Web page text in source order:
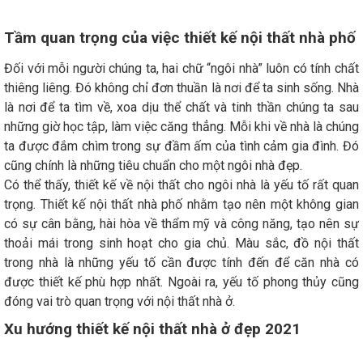
Tầm quan trọng của việc thiết kế nội thất nhà phố
Đối với mỗi người chúng ta, hai chữ “ngôi nhà” luôn có tính chất
thiêng liêng. Đó không chỉ đơn thuần là nơi để ta sinh sống. Nhà
là nơi để ta tìm về, xoa dịu thể chất và tinh thần chúng ta sau
những giờ học tập, làm việc căng thẳng. Mỗi khi về nhà là chúng
ta được đắm chìm trong sự đầm ấm của tình cảm gia đình. Đó
cũng chính là những tiêu chuẩn cho một ngôi nhà đẹp.
Có thể thấy, thiết kế về nội thất cho ngôi nhà là yếu tố rất quan
trọng. Thiết kế nội thất nhà phố nhằm tạo nên một không gian
có sự cân bằng, hài hòa về thẩm mỹ và công năng, tạo nên sự
thoải mái trong sinh hoạt cho gia chủ. Màu sắc, đồ nội thất
trong nhà là những yếu tố cần được tính đến để căn nhà có
được thiết kế phù hợp nhất. Ngoài ra, yếu tố phong thủy cũng
đóng vai trò quan trọng với nội thất nhà ở.
Xu hướng thiết kế nội thất nhà ở đẹp 2021